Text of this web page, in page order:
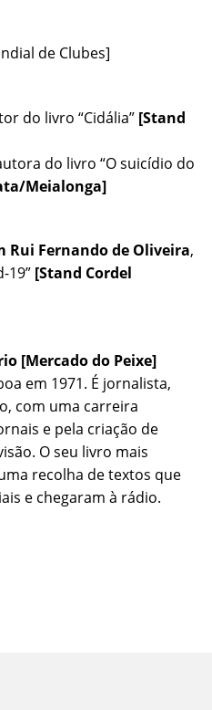
de Clubes]
do livro “Cidália” [Stand
do livro “O suicídio do
Meialonga]
Rui Fernando de Oliveira,
19” [Stand Cordel
[Mercado do Peixe]
em 1971. É jornalista,
com uma carreira
e pela criação de
O seu livro mais
recolha de textos que
e chegaram à rádio.